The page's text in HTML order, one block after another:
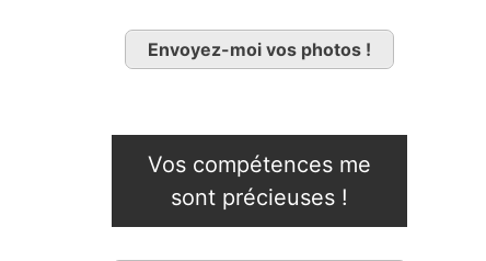
Envoyez-moi vos photos !
Vos compétences me
sont précieuses !